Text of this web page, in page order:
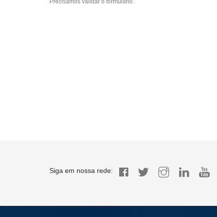
Precisamos validar o formulário.
Siga em nossa rede: